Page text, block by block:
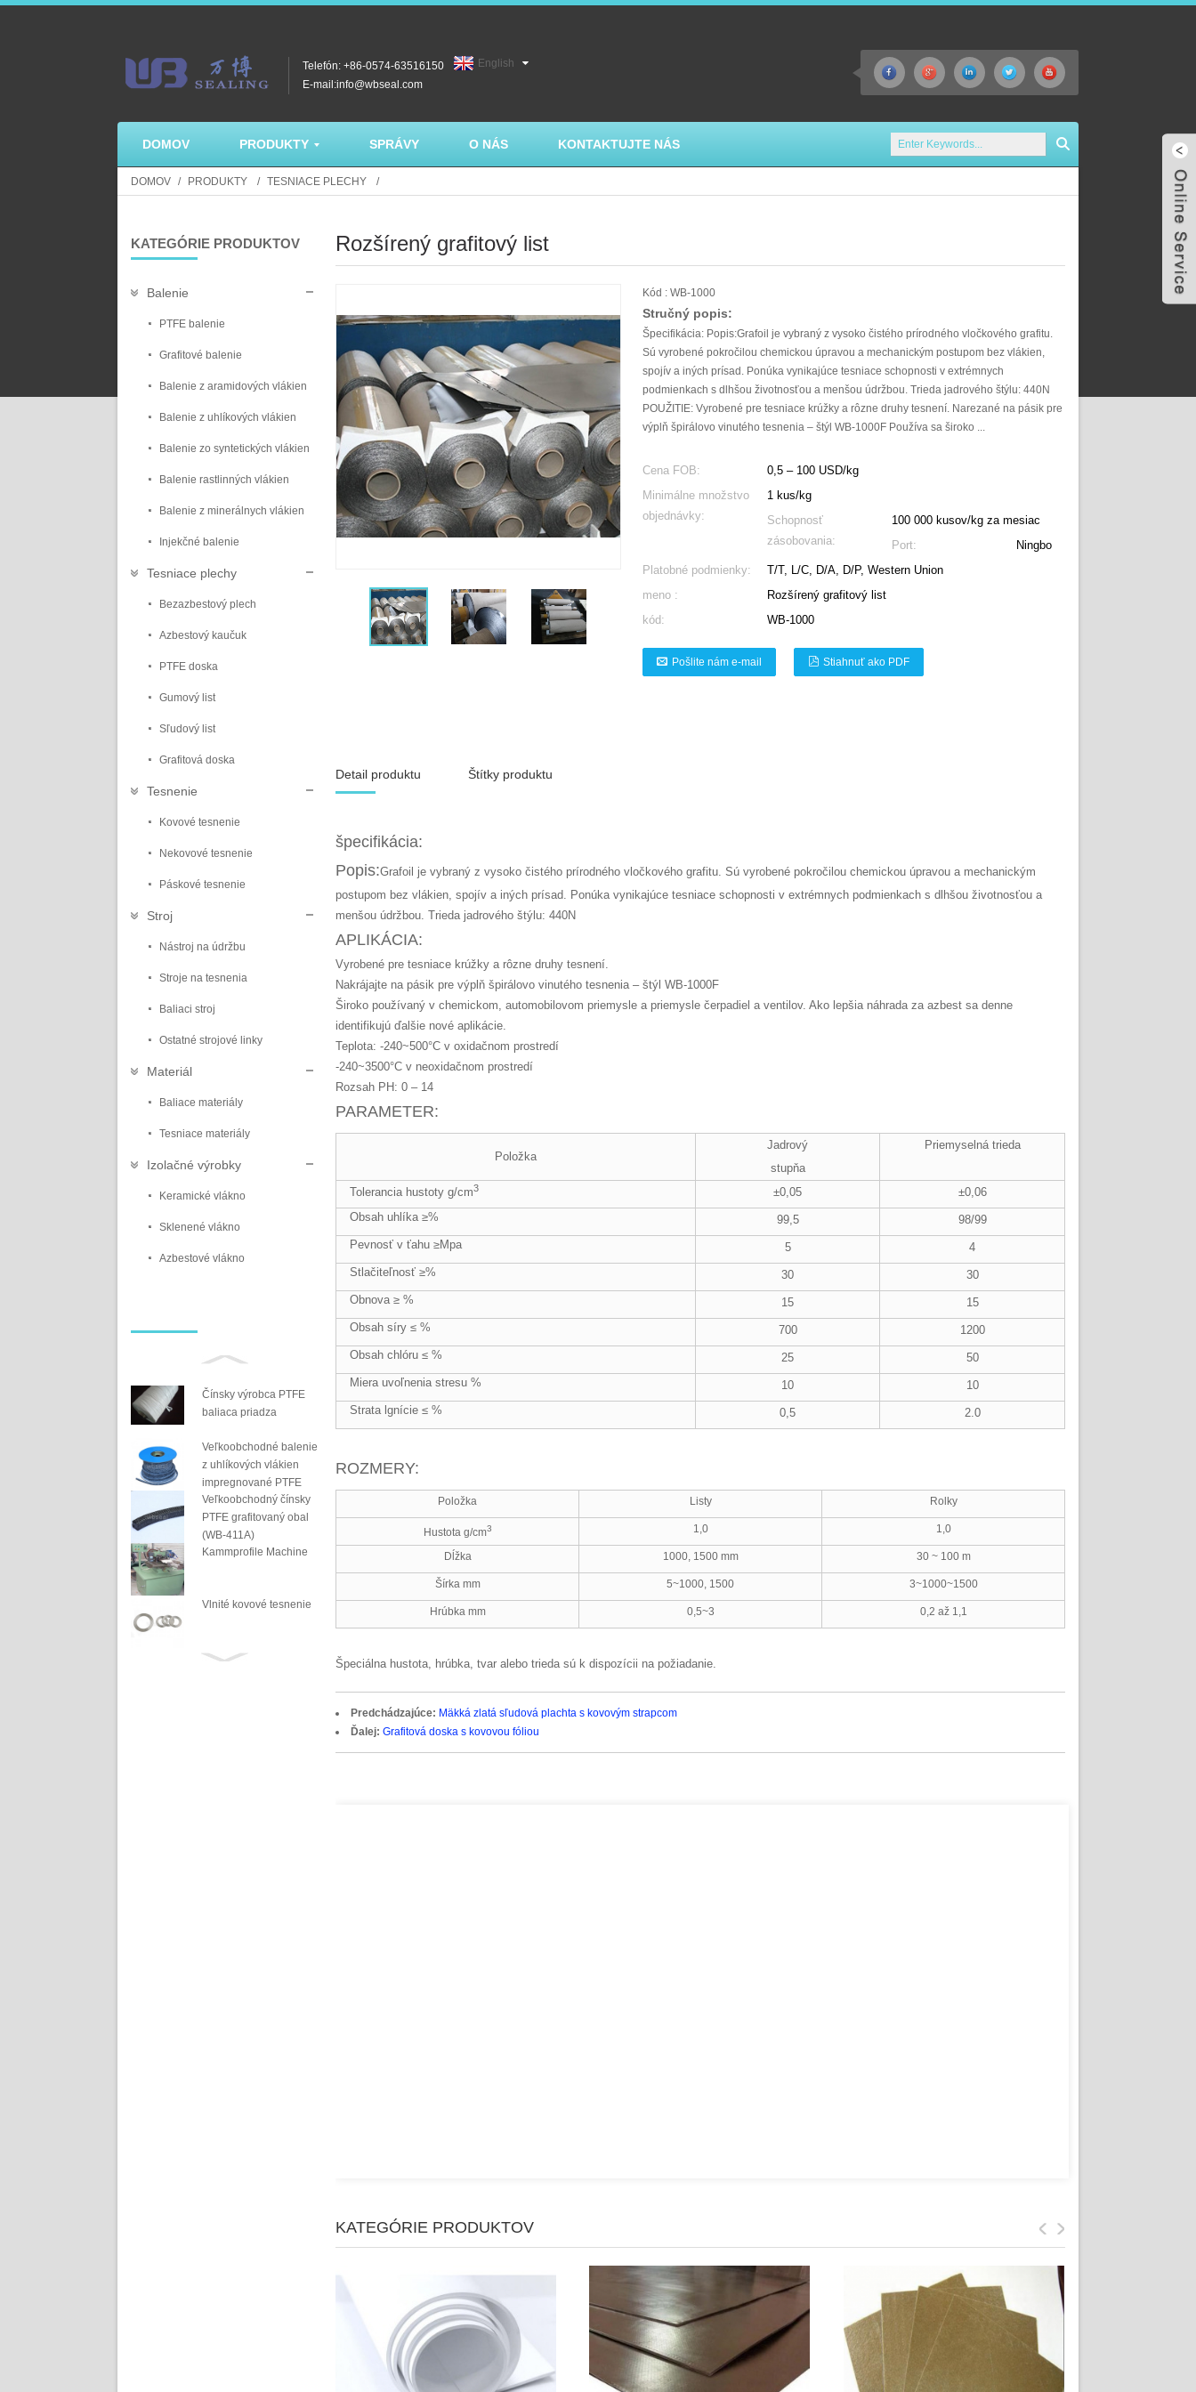
Telefón: +86-0574-63516150
E-mail:info@wbseal.com
English
DOMOV PRODUKTY SPRÁVY O NÁS KONTAKTUJTE NÁS
DOMOV PRODUKTY TESNIACE PLECHY
KATEGÓRIE PRODUKTOV
Balenie
PTFE balenie
Grafitové balenie
Balenie z aramidových vlákien
Balenie z uhlíkových vlákien
Balenie zo syntetických vlákien
Balenie rastlinných vlákien
Balenie z minerálnych vlákien
Injekčné balenie
Tesniace plechy
Bezazbestový plech
Azbestový kaučuk
PTFE doska
Gumový list
Sľudový list
Grafitová doska
Tesnenie
Kovové tesnenie
Nekovové tesnenie
Páskové tesnenie
Stroj
Nástroj na údržbu
Stroje na tesnenia
Baliaci stroj
Ostatné strojové linky
Materiál
Baliace materiály
Tesniace materiály
Izolačné výrobky
Keramické vlákno
Sklenené vlákno
Azbestové vlákno
Čínsky výrobca PTFE
baliaca priadza
Veľkoobchodné balenie
z uhlíkových vlákien
impregnované PTFE
Veľkoobchodný čínsky
PTFE grafitovaný obal
(WB-411A)
Kammprofile Machine
Vlnité kovové tesnenie
Kotúčová pružinová
Rozšírený grafitový list
Kód : WB-1000
Stručný popis:
Špecifikácia: Popis:Grafoil je vybraný z vysoko čistého prírodného vločkového grafitu.
Sú vyrobené pokročilou chemickou úpravou a mechanickým postupom bez vlákien,
spojív a iných prísad. Ponúka vynikajúce tesniace schopnosti v extrémnych
podmienkach s dlhšou životnosťou a menšou údržbou. Trieda jadrového štýlu: 440N
POUŽITIE: Vyrobené pre tesniace krúžky a rôzne druhy tesnení. Narezané na pásik pre
výplň špirálovo vinutého tesnenia – štýl WB-1000F Používa sa široko ...
Cena FOB:
0,5 – 100 USD/kg
Minimálne množstvo
objednávky:
1 kus/kg
Schopnosť
zásobovania:
100 000 kusov/kg za mesiac
Port:
Ningbo
Platobné podmienky:
T/T, L/C, D/A, D/P, Western Union
meno :
Rozšírený grafitový list
kód:
WB-1000
Pošlite nám e-mail Stiahnuť ako PDF
Detail produktu Štítky produktu
špecifikácia:
Popis:Grafoil je vybraný z vysoko čistého prírodného vločkového grafitu. Sú vyrobené pokročilou chemickou úpravou a mechanickým
postupom bez vlákien, spojív a iných prísad. Ponúka vynikajúce tesniace schopnosti v extrémnych podmienkach s dlhšou životnosťou a
menšou údržbou. Trieda jadrového štýlu: 440N
APLIKÁCIA:
Vyrobené pre tesniace krúžky a rôzne druhy tesnení.
Nakrájajte na pásik pre výplň špirálovo vinutého tesnenia – štýl WB-1000F
Široko používaný v chemickom, automobilovom priemysle a priemysle čerpadiel a ventilov. Ako lepšia náhrada za azbest sa denne
identifikujú ďalšie nové aplikácie.
Teplota: -240~500°C v oxidačnom prostredí
-240~3500°C v neoxidačnom prostredí
Rozsah PH: 0 – 14
PARAMETER:
Položka
Jadrový
stupňa
Priemyselná trieda
Tolerancia hustoty g/cm3 ±0,05
±0,06
Obsah uhlíka ≥%
99,5
98/99
Pevnosť v ťahu ≥Mpa
5
4
Stlačiteľnosť ≥%
30
30
Obnova ≥ %
15
15
Obsah síry ≤ %
700
1200
Obsah chlóru ≤ %
25
50
Miera uvoľnenia stresu %
10
10
Strata lgnície ≤ %
0,5 2.0
ROZMERY:
Položka Listy Rolky
Hustota g/cm3 1,0 1,0
Dĺžka 1000, 1500 mm 30 ~ 100 m
Šírka mm 5~1000, 1500 3~1000~1500
Hrúbka mm 0,5~3 0,2 až 1,1
Špeciálna hustota, hrúbka, tvar alebo trieda sú k dispozícii na požiadanie.
Predchádzajúce: Mäkká zlatá sľudová plachta s kovovým strapcom
Ďalej: Grafitová doska s kovovou fóliou
KATEGÓRIE PRODUKTOV